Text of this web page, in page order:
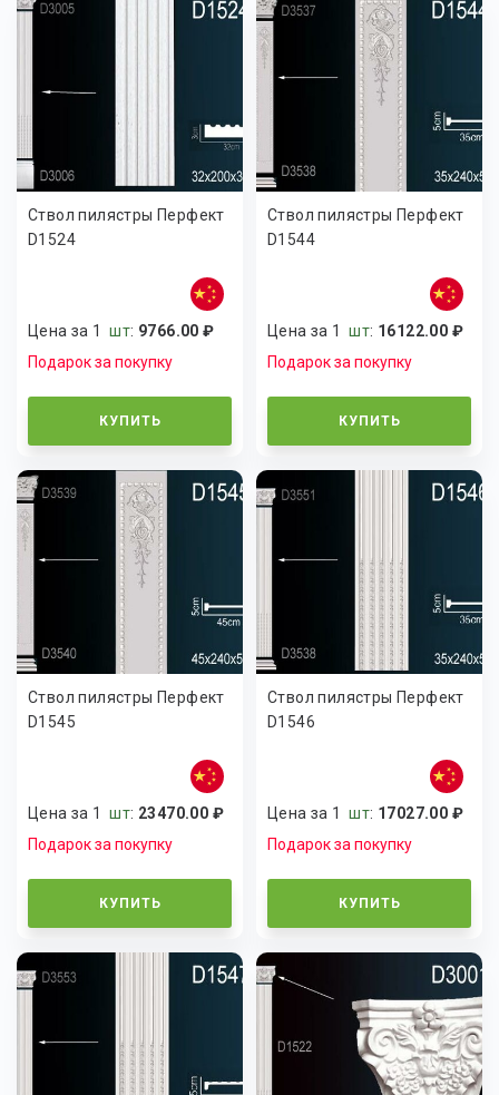
Ствол пилястры Перфект
D1524
Цена за 1шт: 9766.00 ₽
Подарок за покупку
КУПИТЬ
Ствол пилястры Перфект
D1544
Цена за 1шт: 16122.00 ₽
Подарок за покупку
КУПИТЬ
Ствол пилястры Перфект
D1545
Цена за 1шт: 23470.00 ₽
Подарок за покупку
КУПИТЬ
Ствол пилястры Перфект
D1546
Цена за 1шт: 17027.00 ₽
Подарок за покупку
КУПИТЬ